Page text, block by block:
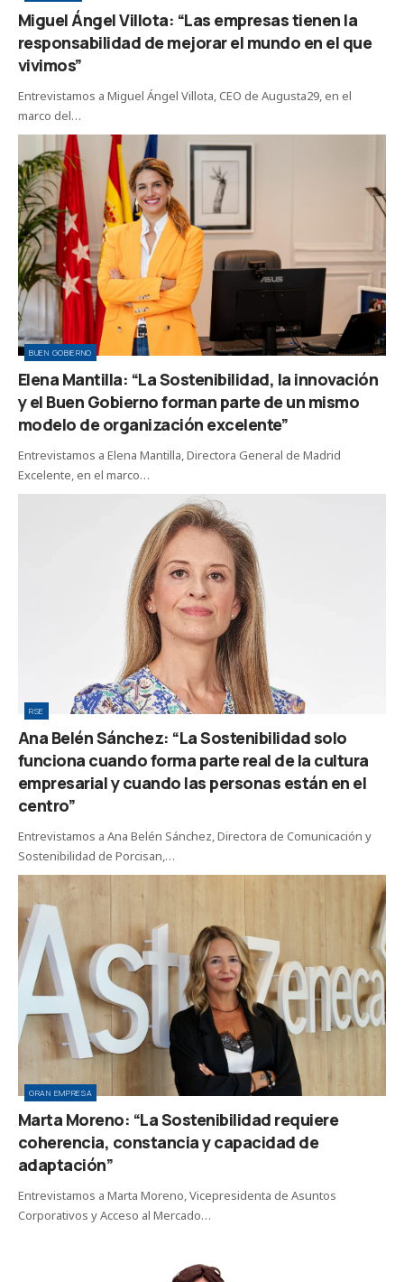
Miguel Ángel Villota: “Las empresas tienen la
responsabilidad de mejorar el mundo en el que
vivimos”
Entrevistamos a Miguel Ángel Villota, CEO de Augusta29, en el
marco del…
BUEN GOBIERNO
Elena Mantilla: “La Sostenibilidad, la innovación
y el Buen Gobierno forman parte de un mismo
modelo de organización excelente”
Entrevistamos a Elena Mantilla, Directora General de Madrid
Excelente, en el marco…
RSE
Ana Belén Sánchez: “La Sostenibilidad solo
funciona cuando forma parte real de la cultura
empresarial y cuando las personas están en el
centro”
Entrevistamos a Ana Belén Sánchez, Directora de Comunicación y
Sostenibilidad de Porcisan,…
GRAN EMPRESA
Marta Moreno: “La Sostenibilidad requiere
coherencia, constancia y capacidad de
adaptación”
Entrevistamos a Marta Moreno, Vicepresidenta de Asuntos
Corporativos y Acceso al Mercado…